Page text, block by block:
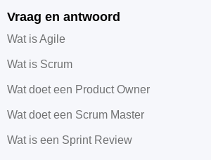
Vraag en antwoord
Wat is Agile
Wat is Scrum
Wat doet een Product Owner
Wat doet een Scrum Master
Wat is een Sprint Review